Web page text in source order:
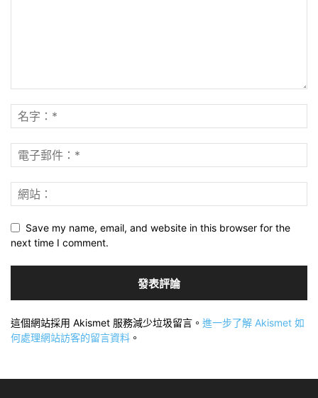
Save my name, email, and website in this browser for the
next time I comment.
這個網站採用 Akismet 服務減少垃圾留言。 進一步了解 Akismet 如
何處理網站訪客的留言資料 。